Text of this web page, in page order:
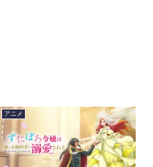
アニメ